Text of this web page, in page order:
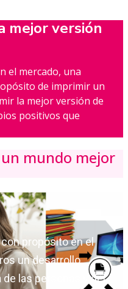
mejor versión
el mercado, una
de imprimir un
la mejor versión de
positivos que
mundo mejor
propósito en el
un desarrollo
las personas y del